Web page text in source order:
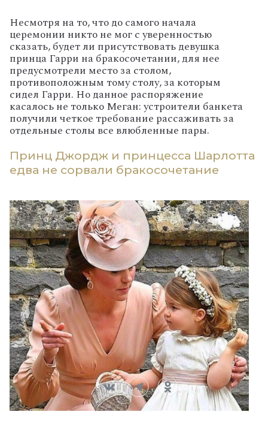
Несмотря на то, что до самого начала
церемонии никто не мог с уверенностью
сказать, будет ли присутствовать девушка
принца Гарри на бракосочетании, для нее
предусмотрели место за столом,
противоположным тому столу, за которым
сидел Гарри. Но данное распоряжение
касалось не только Меган: устроители банкета
получили четкое требование рассаживать за
отдельные столы все влюбленные пары.
Принц Джордж и принцесса Шарлотта
едва не сорвали бракосочетание